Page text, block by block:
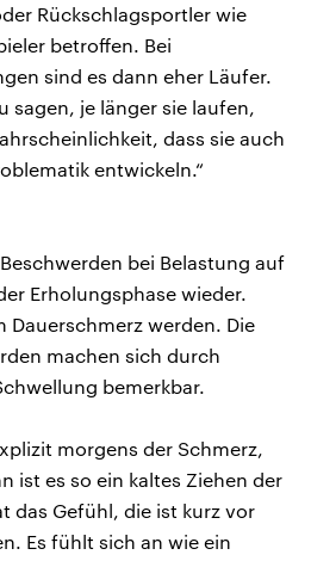
Rückschlagsportler wie
betroffen. Bei
sind es dann eher Läufer.
sagen, je länger sie laufen,
dass sie auch
entwickeln.“
bei Belastung auf
Erholungsphase wieder.
Dauerschmerz werden. Die
machen sich durch
bemerkbar.
morgens der Schmerz,
ist es so ein kaltes Ziehen der
das Gefühl, die ist kurz vor
Es fühlt sich an wie ein